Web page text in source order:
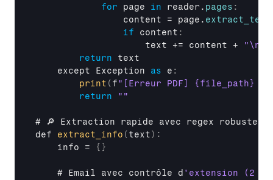
for
page in reader . pages :
content = page . extract_text
if content :
text += content +
"\n"
return
text
except Exception as e :
print ( f"[Erreur PDF] {file_path} :
return
""
# 🔎 Extraction rapide avec regex robustes
def extract_info ( text) :
info = { }
    #
Email avec contrôle d